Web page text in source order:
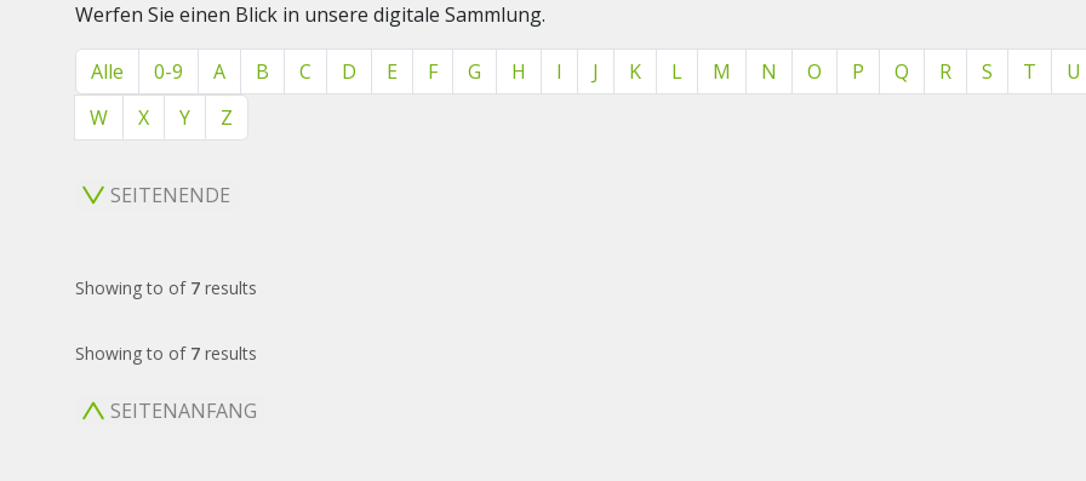
Werfen Sie einen Blick in unsere digitale Sammlung.
Alle 0-9 A B C D E F G H I J K L M N O P Q R S T U
W
X Y Z
SEITENENDE
Showingto of 7 results
Showingto of 7 results
SEITENANFANG